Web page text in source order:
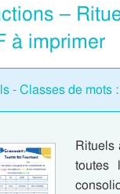
–
à imprimer
- Classes de mots
Rituels
toutes